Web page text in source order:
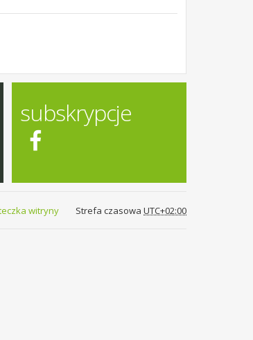
subskrypcje
Strefa czasowa UTC+02:00
witryny